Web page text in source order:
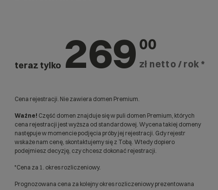
teraz tylko 269 00
zł netto / rok *
Cena rejestracji. Nie zawiera domen Premium.
Ważne! Część domen znajduje się w puli domen Premium, których
cena rejestracji jest wyższa od standardowej. Wycena takiej domeny
następuje w momencie podjęcia próby jej rejestracji. Gdy rejestr
wskaże nam cenę, skontaktujemy się z Tobą. Wtedy dopiero
podejmiesz decyzję, czy chcesz dokonać rejestracji.
*Cena za 1. okres rozliczeniowy.
Prognozowana cena za kolejny okres rozliczeniowy prezentowana